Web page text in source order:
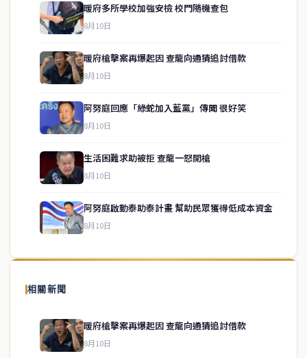
暖府多所學校加強安檢 校門隨機查包
8月10日
暖府槍擊案再爆起因 查龍向通猜追討借款
8月10日
阿努庭回應「綠蛇加入藍黨」傳聞 很好笑
8月10日
生活困難求助被拒 查龍一怒開槍
8月10日
阿努庭啟動泰助泰計畫 幫助民眾獲得低成本資金
8月10日
相關新聞
暖府槍擊案再爆起因 查龍向通猜追討借款
8月10日
關於我們
泰國中文新聞（TCN）是一家總部設於曼谷的中文新聞媒體，致力於
供即時、客觀、多元的中文新聞內容。
service@thaichinesenews.com